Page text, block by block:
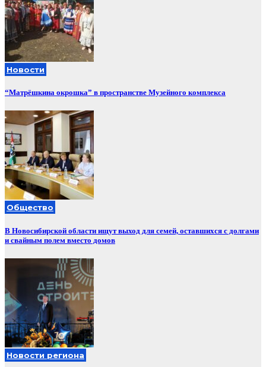
Новости
“Матрёшкина окрошка” в пространстве Музейного комплекса
Общество
В Новосибирской области ищут выход для семей, оставшихся с долгами
и свайным полем вместо домов
Новости региона